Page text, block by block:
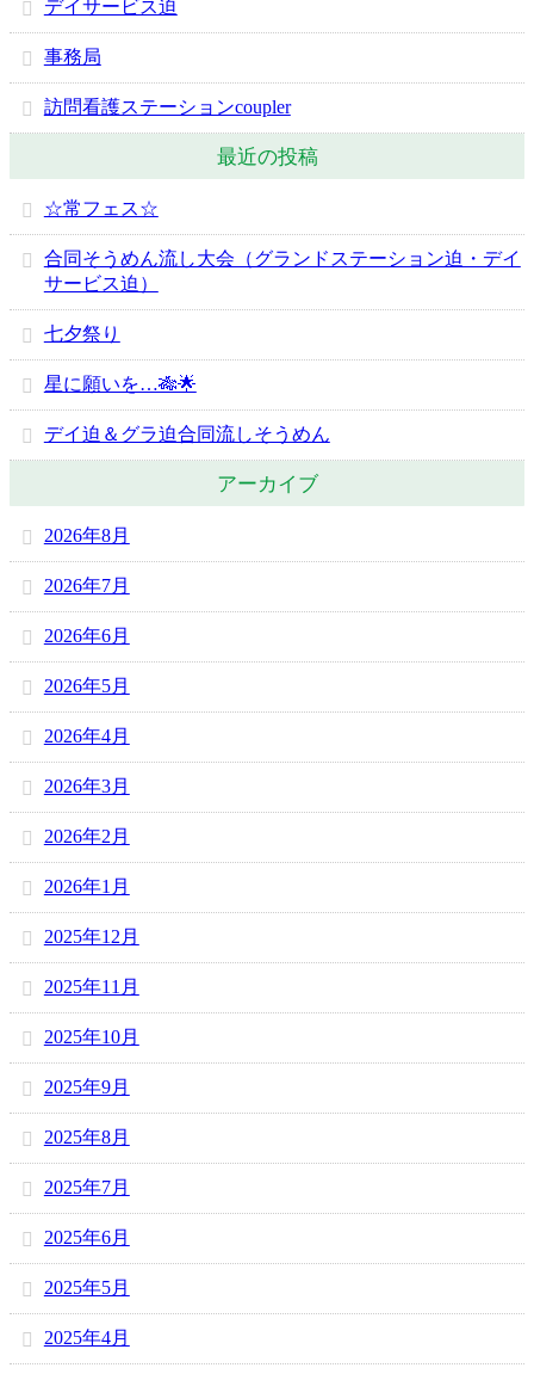
デイサービス迫
事務局
訪問看護ステーションcoupler
最近の投稿
☆常フェス☆
合同そうめん流し大会（グランドステーション迫・デイ
サービス迫）
七夕祭り
星に願いを…🎋🌟
デイ迫＆グラ迫合同流しそうめん
アーカイブ
2026年8月
2026年7月
2026年6月
2026年5月
2026年4月
2026年3月
2026年2月
2026年1月
2025年12月
2025年11月
2025年10月
2025年9月
2025年8月
2025年7月
2025年6月
2025年5月
2025年4月